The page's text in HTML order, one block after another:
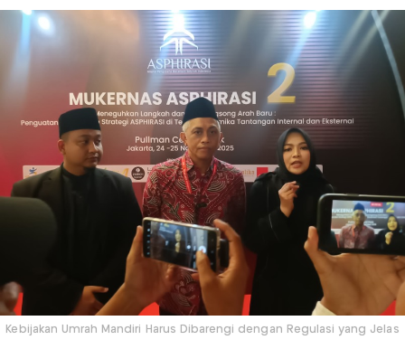
Kebijakan Umrah Mandiri Harus Dibarengi dengan Regulasi yang Jelas